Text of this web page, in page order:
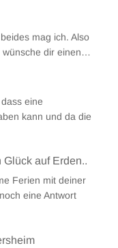
mag ich. Also
wünsche dir einen…
eine
kann und da die
Glück auf Erden..
Ferien mit deiner
eine Antwort